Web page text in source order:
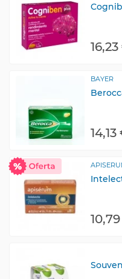
BAYER
14,13